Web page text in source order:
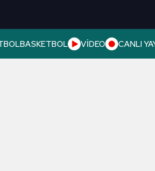
BASKETBOL VİDEO CANLI